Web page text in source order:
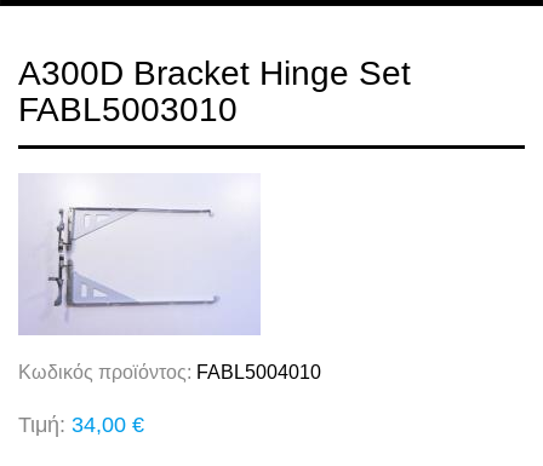
A300D Bracket Hinge Set
FABL5003010
Κωδικός προϊόντος: FABL5004010
Τιμή: 34,00 €